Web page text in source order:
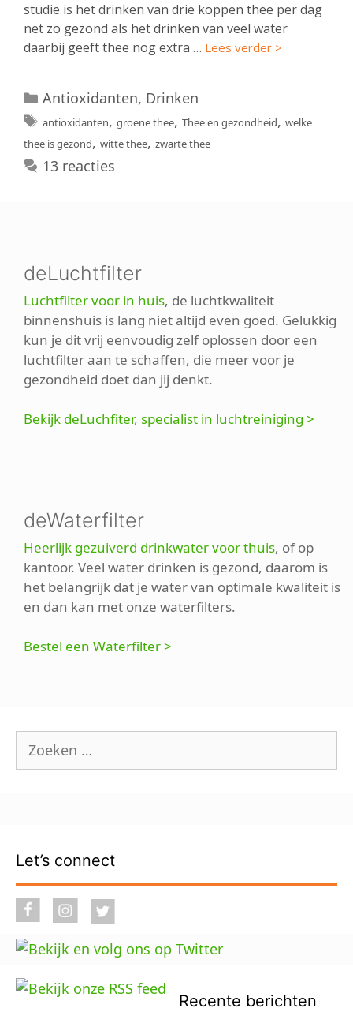
studie is het drinken van drie koppen thee per dag
net zo gezond als het drinken van veel water
daarbij geeft thee nog extra … Lees verder >
Categorieën
Antioxidanten, Drinken
Tags
antioxidanten, groene thee, Thee en gezondheid, welke
thee is gezond, witte thee, zwarte thee
13 reacties
deLuchtfilter
Luchtfilter voor in huis, de luchtkwaliteit
binnenshuis is lang niet altijd even goed. Gelukkig
kun je dit vrij eenvoudig zelf oplossen door een
luchtfilter aan te schaffen, die meer voor je
gezondheid doet dan jij denkt.
Bekijk deLuchfiter, specialist in luchtreiniging >
deWaterfilter
Heerlijk gezuiverd drinkwater voor thuis, of op
kantoor. Veel water drinken is gezond, daarom is
het belangrijk dat je water van optimale kwaliteit is
en dan kan met onze waterfilters.
Bestel een Waterfilter >
Zoek
naar:
Let’s connect
Recente berichten